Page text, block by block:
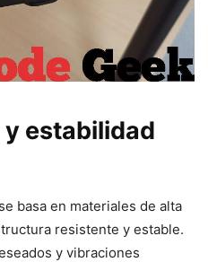
estabilidad
basa en materiales de alta
resistente y estable.
y vibraciones